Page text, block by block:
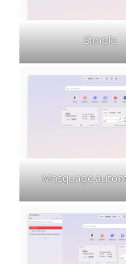
Simple
Masquage